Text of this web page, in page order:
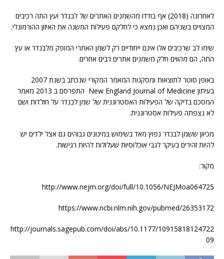
לאחרונה (2018) אף בודדו מהשמנים האתרים של לבנדר ועץ התה רכיבים
המצויים בשניהם ואכן נמצא כי לחלקם פעילות המשנה את האיזון ההורמונלי.
שימו לב שרכיבים אלו אינם ייחודיים רק לשמן האתרי המופק מלבנדר או עץ
התה, הם מהווים חלק משמנים אתרים רבים אחרים.
בעיתון New England Journal of Medicine התפרסם ב 2013 מאמר
המסכם בדיקה של הפעילות האסטרוגנית של שמן לבנדר על חולדות ושם
לא נצפתה פעילות אסטרוגנית.
מכיוון ששמן לבנדר נפוץ מאד בשימוש במינונים גבוהים גם אצל ילדים יש
להיות זהירים בעיקר לגבי אוכלוסיות שעלולות להיות רגישות.
מקור:
http://www.nejm.org/doi/full/10.1056/NEJMoa064725
https://www.ncbi.nlm.nih.gov/pubmed/26353172
http://journals.sagepub.com/doi/abs/10.1177/10915818124722
09